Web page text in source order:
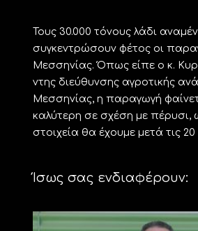
Τους 30.000 τόνους λάδι
συγκεντρώσουν φέτος οι
Μεσσηνίας. Όπως είπε ο κ.
ντης διεύθυνσης αγροτικής
Μεσσηνίας, η παραγωγή
καλύτερη σε σχέση με
στοιχεία θα έχουμε μετά τις
Ίσως σας ενδιαφέρουν: